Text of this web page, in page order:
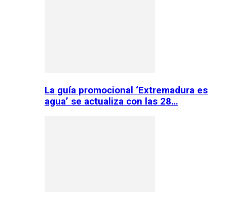
La guía promocional ‘Extremadura es
agua’ se actualiza con las 28…